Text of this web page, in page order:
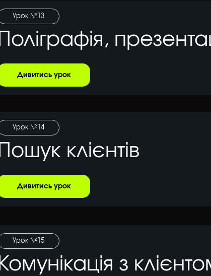
Поліграфія,
Урок №13
Дивитись урок
Пошук клієнтів
Урок №14
Дивитись урок
Комунікація з
Урок №15